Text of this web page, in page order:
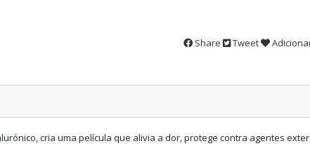
Share Tweet
cria uma película que alivia a dor, protege contra agentes